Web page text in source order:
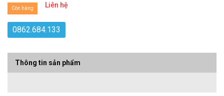
Liên hệ
Còn hàng
0862.684.133
Thông tin sản phẩm